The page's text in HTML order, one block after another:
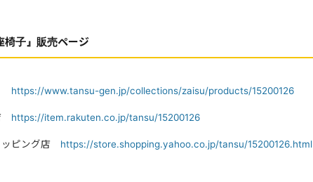
子』販売ページ
https://www.tansu-gen.jp/collections/zaisu/products/15200126
https://item.rakuten.co.jp/tansu/15200126
ピング店 https://store.shopping.yahoo.co.jp/tansu/15200126.html